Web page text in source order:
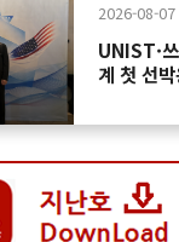
2026-08-07
UNIST·
계 첫 선